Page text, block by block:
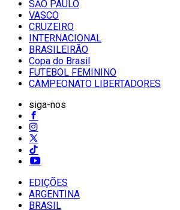
SĀO PAULO
VASCO
CRUZEIRO
INTERNACIONAL
BRASILEIRÃO
Copa do Brasil
FUTEBOL FEMININO
CAMPEONATO LIBERTADORES
siga-nos
EDIÇÕES
ARGENTINA
BRASIL